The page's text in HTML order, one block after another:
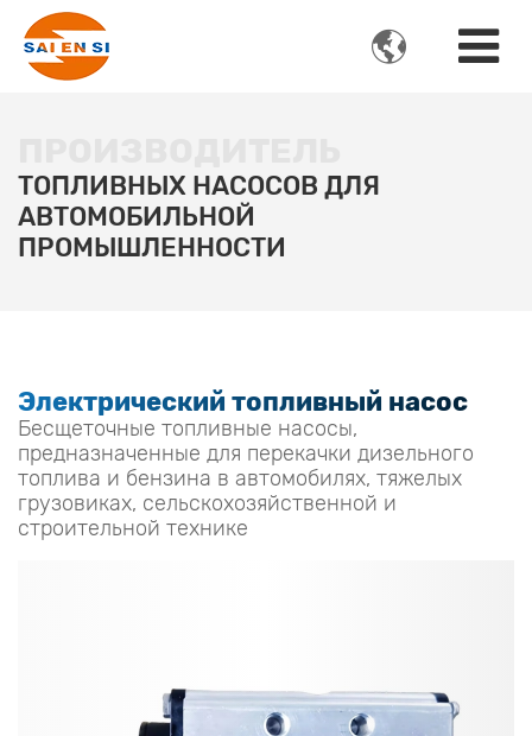

ТОПЛИВНЫХ НАСОСОВ ДЛЯ
АВТОМОБИЛЬНОЙ
ПРОМЫШЛЕННОСТИ
Электрический топливный насос
Бесщеточные топливные насосы,
предназначенные для перекачки дизельного
топлива и бензина в автомобилях, тяжелых
грузовиках, сельскохозяйственной и
строительной технике